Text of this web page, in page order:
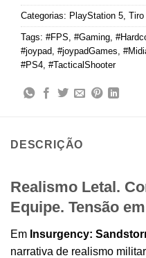
Categorias: PlayStation 5
Tags: #FPS #Gaming
#joypad #joypadGames
#PS4 #TacticalShooter
DESCRIÇÃO
Realismo Letal.
Equipe. Tensão
Em Insurgency:
narrativa de realismo